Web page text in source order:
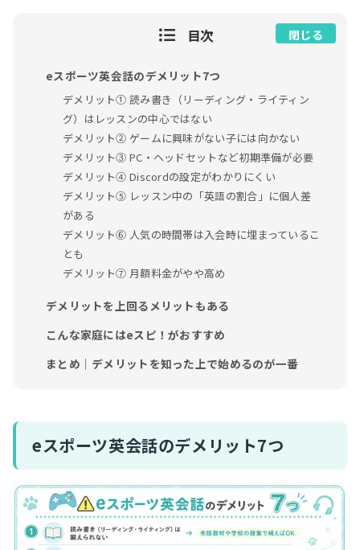
目次 閉じる
eスポーツ英会話のデメリット7つ
デメリット① 読み書き（リーディング・ライティン
グ）はレッスンの中心ではない
デメリット② ゲームに興味がない子には向かない
デメリット③ PC・ヘッドセットなど初期準備が必要
デメリット④ Discordの設定がわかりにくい
デメリット⑤ レッスン中の「英語の割合」に個人差
がある
デメリット⑥ 人気の時間帯は入会時に埋まっているこ
とも
デメリット⑦ 月額料金がやや高め
デメリットを上回るメリットもある
こんな家庭にはeスピ！がおすすめ
まとめ｜デメリットを知った上で始めるのが一番
eスポーツ英会話のデメリット7つ